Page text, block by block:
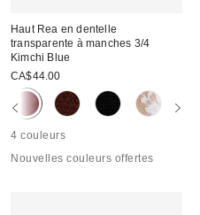
Haut Rea en dentelle
transparente à manches 3/4
Kimchi Blue
CA$44.00
4 couleurs
Nouvelles couleurs offertes